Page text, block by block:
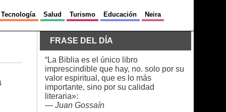
Tecnología Salud Turismo Educación Neira
FRASE DEL DÍA
“La Biblia es el único libro
imprescindible que hay, no. solo por su
valor espiritual, que es lo más
importante, sino por su calidad
literaria»:
— Juan Gossaín